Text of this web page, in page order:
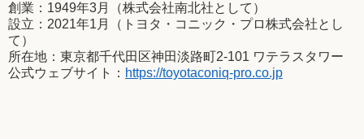
創業：1949年3月（株式会社南北社として）
設立：2021年1月（トヨタ・コニック・プロ株式会社とし
て）
所在地：東京都千代田区神田淡路町2-101 ワテラスタワー
公式ウェブサイト： https://toyotaconiq-pro.co.jp